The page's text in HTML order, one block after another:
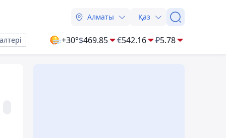
Алматы Қаз
+30°$469.85 €542.16 ₽5.78